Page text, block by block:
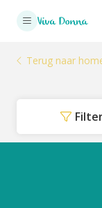
Terug naar